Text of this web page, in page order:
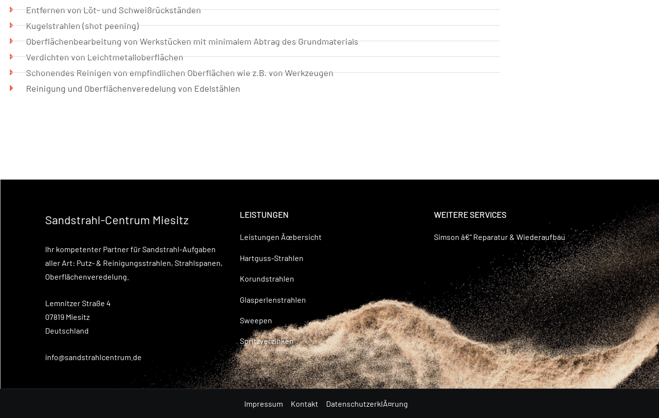
Entfernen von Löt- und Schweißrückständen
Kugelstrahlen (shot peening)
Oberflächenbearbeitung von Werkstücken mit minimalem Abtrag des Grundmaterials
Verdichten von Leichtmetalloberflächen
Schonendes Reinigen von empfindlichen Oberflächen wie z.B. von Werkzeugen
Reinigung und Oberflächenveredelung von Edelstählen
Sandstrahl-Centrum Miesitz
Ihr kompetenter Partner für Sandstrahl-Aufgaben
aller Art: Putz- & Reinigungsstrahlen, Strahlspanen,
Oberflächenveredelung.
Lemnitzer Straße 4
07819 Miesitz
Deutschland
info@sandstrahlcentrum.de
LEISTUNGEN
Leistungen Ãœbersicht
Hartguss-Strahlen
Korundstrahlen
Glasperlenstrahlen
Sweepen
Spritzverzinken
WEITERE SERVICES
Simson â€“ Reparatur & Wiederaufbau
Impressum Kontakt DatenschutzerklÃ¤rung